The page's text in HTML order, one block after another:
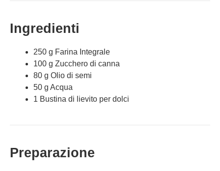
Ingredienti
250 g Farina Integrale
100 g Zucchero di canna
80 g Olio di semi
50 g Acqua
1 Bustina di lievito per dolci
Preparazione